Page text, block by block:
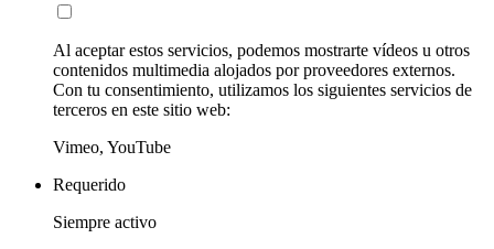
Al aceptar estos servicios, podemos mostrarte vídeos u otros
contenidos multimedia alojados por proveedores externos.
Con tu consentimiento, utilizamos los siguientes servicios de
terceros en este sitio web:
Vimeo, YouTube
Requerido
Siempre activo